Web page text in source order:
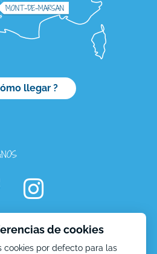
Descripción
MONT-DE-MARSAN
llegar ?
de cookies
cookies por defecto para las